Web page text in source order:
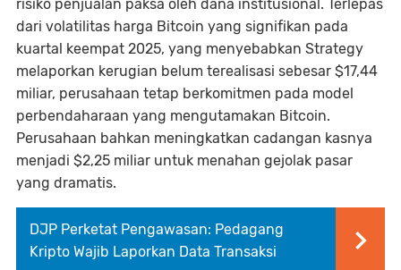
risiko penjualan paksa oleh dana institusional. Terlepas
dari volatilitas harga Bitcoin yang signifikan pada
kuartal keempat 2025, yang menyebabkan Strategy
melaporkan kerugian belum terealisasi sebesar $17,44
miliar, perusahaan tetap berkomitmen pada model
perbendaharaan yang mengutamakan Bitcoin.
Perusahaan bahkan meningkatkan cadangan kasnya
menjadi $2,25 miliar untuk menahan gejolak pasar
yang dramatis.
DJP Perketat Pengawasan: Pedagang
Kripto Wajib Laporkan Data Transaksi